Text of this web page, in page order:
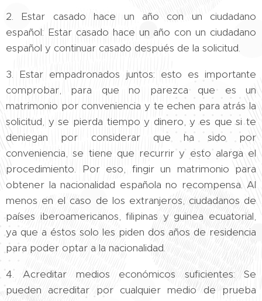
2. Estar casado hace un año con un ciudadano
español: Estar casado hace un año con un ciudadano
español y continuar casado después de la solicitud.
3. Estar empadronados juntos: esto es importante
comprobar, para que no parezca que es un
matrimonio por conveniencia y te echen para atrás la
solicitud, y se pierda tiempo y dinero, y es que si te
deniegan por considerar que ha sido por
conveniencia, se tiene que recurrir y esto alarga el
procedimiento. Por eso, fingir un matrimonio para
obtener la nacionalidad española no recompensa. Al
menos en el caso de los extranjeros, ciudadanos de
países iberoamericanos, filipinas y guinea ecuatorial,
ya que a éstos solo les piden dos años de residencia
para poder optar a la nacionalidad.
4. Acreditar medios económicos suficientes: Se
pueden acreditar por cualquier medio de prueba